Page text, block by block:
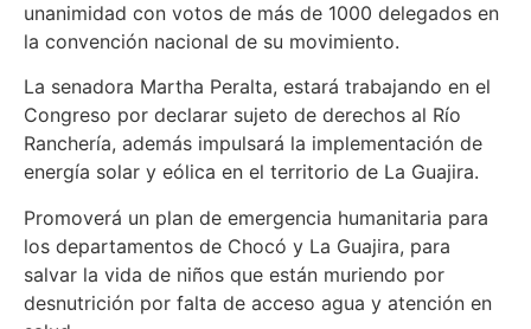
unanimidad con votos de más de 1000 delegados en
la convención nacional de su movimiento.
La senadora Martha Peralta, estará trabajando en el
Congreso por declarar sujeto de derechos al Río
Ranchería, además impulsará la implementación de
energía solar y eólica en el territorio de La Guajira.
Promoverá un plan de emergencia humanitaria para
los departamentos de Chocó y La Guajira, para
salvar la vida de niños que están muriendo por
desnutrición por falta de acceso agua y atención en